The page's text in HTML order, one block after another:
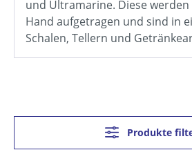
und Ultramarine. Diese
Hand aufgetragen und sind in
Schalen, Tellern und
Produkte